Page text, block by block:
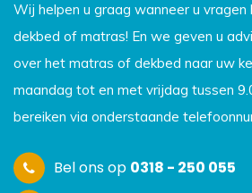
Wij helpen u graag wanneer u
dekbed of matras! En we geven u
over het matras of dekbed naar uw
maandag tot en met vrijdag tussen
bereiken via onderstaande
Bel ons op 0318 - 250 055